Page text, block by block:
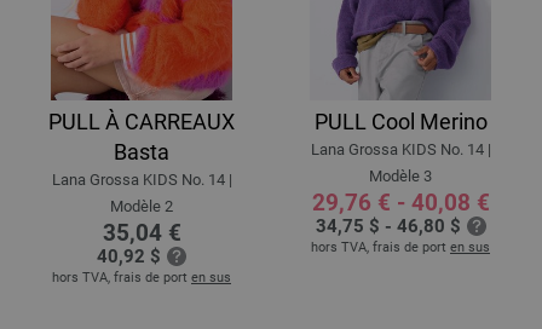
PULL À CARREAUX
Basta
Lana Grossa KIDS No. 14 |
Modèle 2
35,04 €
40,92 $
hors TVA, frais de port en sus
PULL Cool Merino
Lana Grossa KIDS No. 14 |
Modèle 3
29,76 € - 40,08 €
34,75 $ - 46,80 $
hors TVA, frais de port en sus